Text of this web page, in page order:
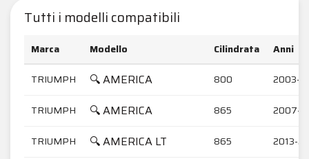
Tutti i modelli compatibili
Marca Modello Cilindrata
Anni
TRIUMPH
🔍 AMERICA 800 2003-
TRIUMPH 🔍 AMERICA 865 2007-
TRIUMPH 🔍 AMERICA LT 865 2013-